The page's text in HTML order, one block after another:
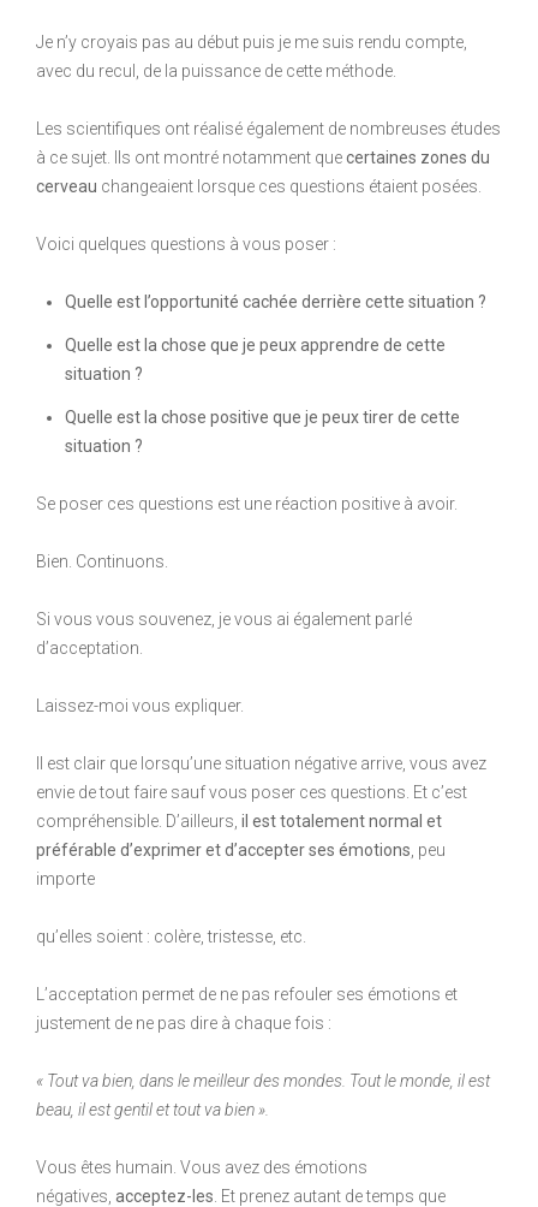
Je n’y croyais pas au début puis je me suis rendu compte,
avec du recul, de la puissance de cette méthode.
Les scientifiques ont réalisé également de nombreuses études
à ce sujet. Ils ont montré notamment quecertaines zones du
cerveau changeaient lorsque ces questions étaient posées.
Voici quelques questions à vous poser :
Quelle est l’opportunité cachée derrière cette situation ?
Quelle est la chose que je peux apprendre de cette
situation ?
Quelle est la chose positive que je peux tirer de cette
situation ?
Se poser ces questions est une réaction positive à avoir.
Bien. Continuons.
Si vous vous souvenez, je vous ai également parlé
d’acceptation.
Laissez-moi vous expliquer.
Il est clair que lorsqu’une situation négative arrive, vous avez
envie de tout faire sauf vous poser ces questions. Et c’est
compréhensible. D’ailleurs, il est totalement normal et
préférable d’exprimer et d’accepter ses émotions , peu
importe
qu’elles soient : colère, tristesse, etc.
L’acceptation permet de ne pas refouler ses émotions et
justement de ne pas dire à chaque fois :
« Tout va bien, dans le meilleur des mondes. Tout le monde, il est
beau, il est gentil et tout va bien ».
Vous êtes humain. Vous avez des émotions
négatives, acceptez-les . Et prenez autant de temps que